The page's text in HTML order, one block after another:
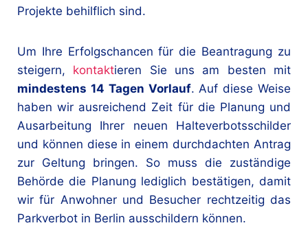
Projekte behilflich sind.
Um Ihre Erfolgschancen für die Beantragung zu
steigern, kontaktieren Sie uns am besten mit
mindestens 14 Tagen Vorlauf. Auf diese Weise
haben wir ausreichend Zeit für die Planung und
Ausarbeitung Ihrer neuen Halteverbotsschilder
und können diese in einem durchdachten Antrag
zur Geltung bringen. So muss die zuständige
Behörde die Planung lediglich bestätigen, damit
wir für Anwohner und Besucher rechtzeitig das
Parkverbot in Berlin ausschildern können.